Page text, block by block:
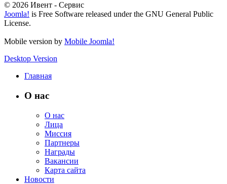
© 2026 Ивент - Сервис
Joomla! is Free Software released under the GNU General Public
License.
Mobile version by Mobile Joomla!
Desktop Version
Главная
О нас
О нас
Лица
Миссия
Партнеры
Награды
Вакансии
Карта сайта
Новости